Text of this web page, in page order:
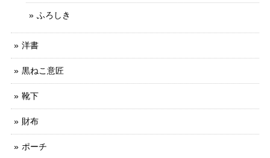
ふろしき
洋書
黒ねこ意匠
靴下
財布
ポーチ